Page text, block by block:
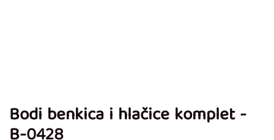
Bodi benkica i hlačice komplet -